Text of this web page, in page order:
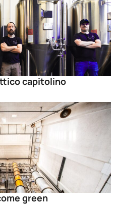
capitolino
green